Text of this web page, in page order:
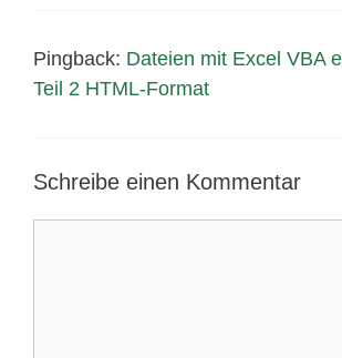
Pingback: Dateien mit Excel VBA
Teil 2 HTML-Format
Schreibe einen Kommentar